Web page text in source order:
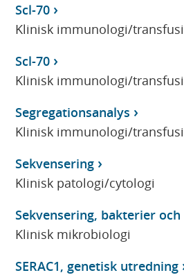
Scl-70
Klinisk immunologi/
Scl-70
Klinisk immunologi/
Segregationsanalys
Klinisk immunologi/
Sekvensering
Klinisk patologi/cytologi
Sekvensering, bakterier
Klinisk mikrobiologi
SERAC1, genetisk utredning